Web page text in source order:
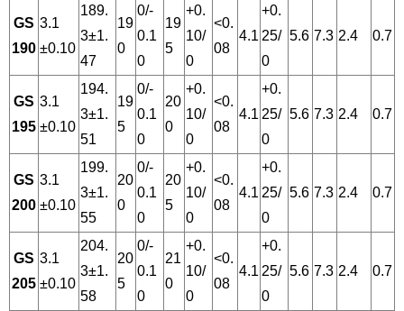
GS
190
3.1
±0.10
189.
3±1.
47
19
0
0/-
0.1
0
19
5
+0.
10/
0
<0.
08
4.1
+0.
25/
0
5.6 7.3 2.4 0.7
GS
195
3.1
±0.10
194.
3±1.
51
19
5
0/-
0.1
0
20
0
+0.
10/
0
<0.
08
4.1
+0.
25/
0
5.6 7.3 2.4 0.7
GS
200
3.1
±0.10
199.
3±1.
55
20
0
0/-
0.1
0
20
5
+0.
10/
0
<0.
08
4.1
+0.
25/
0
5.6 7.3 2.4 0.7
GS
205
3.1
±0.10
204.
3±1.
58
20
5
0/-
0.1
0
21
0
+0.
10/
0
<0.
08
4.1
+0.
25/
0
5.6 7.3 2.4 0.7